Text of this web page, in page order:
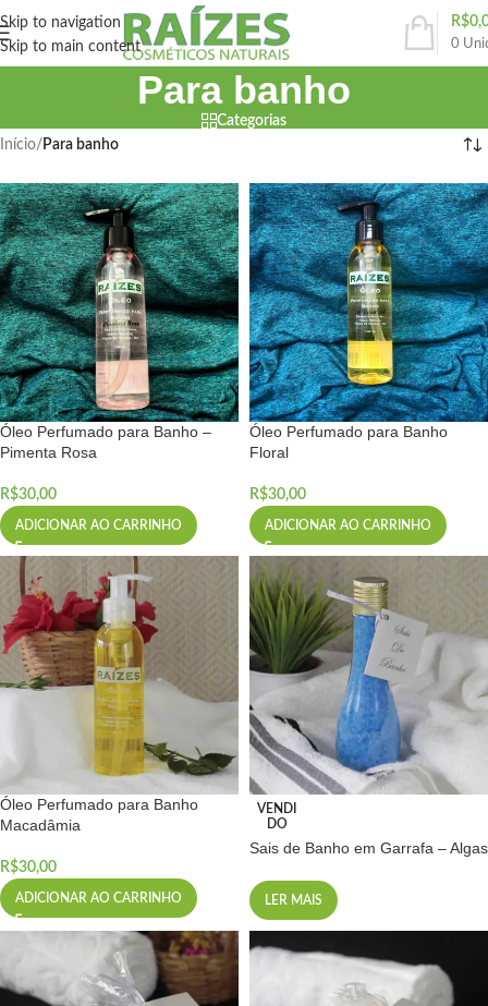
Skip to navigation
Skip to main content
0
R$
Para banho
Categorias
Início/ Para banho
Óleo Perfumado para Banho –
Pimenta Rosa
R$30,00
ADICIONAR AO CARRINHO
Óleo Perfumado para Banho
Floral
R$30,00
ADICIONAR AO CARRINHO
Óleo Perfumado para Banho
Macadâmia
R$30,00
ADICIONAR AO CARRINHO
VENDI
DO
Sais de Banho em Garrafa – Algas
LER MAIS